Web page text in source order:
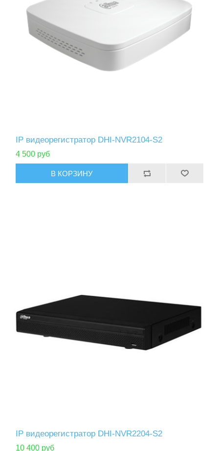
IP видеорегистратор DHI-NVR2104-S2
4 500 руб
IP видеорегистратор DHI-NVR2204-S2
10 400 руб